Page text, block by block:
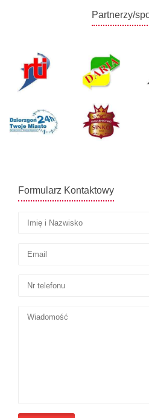
Partnerzy/
Formularz Kontaktowy